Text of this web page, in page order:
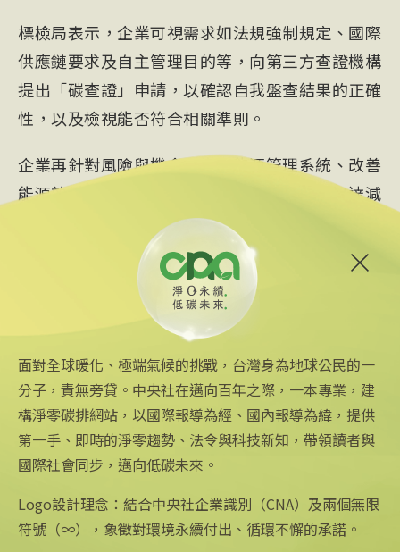
標檢局表示，企業可視需求如法規強制規定、國際
供應鏈要求及自主管理目的等，向第三方查證機構
提出「碳查證」申請，以確認自我盤查結果的正確
性，以及檢視能否符合相關準則。
企業再針對風險與機會，導入能源管理系統、改善
能源效率或進行能源轉換替代等減量措施，以達減
緩氣候變遷的目的。（編輯：張均懋）1110715
淨零碳排 標檢局
中央社網站
中央通訊社
Focus Taiwan
フォーカス台湾
關注更多
友善連結
Android app 下載
公司簡介
企業識別
公開資訊
面對全球暖化、極端氣候的挑戰，台灣身為地球公民的一
分子，責無旁貸。中央社在邁向百年之際，一本專業，建
構淨零碳排網站，以國際報導為經、國內報導為緯，提供
第一手、即時的淨零趨勢、法令與科技新知，帶領讀者與
國際社會同步，邁向低碳未來。
Logo設計理念：結合中央社企業識別（CNA）及兩個無限
符號（∞），象徵對環境永續付出、循環不懈的承諾。